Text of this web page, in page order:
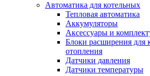
Автоматика для котельных
Тепловая автоматика
Аккумуляторы
Аксессуары и
Блоки расширения для
отопления
Датчики давления
Датчики температуры